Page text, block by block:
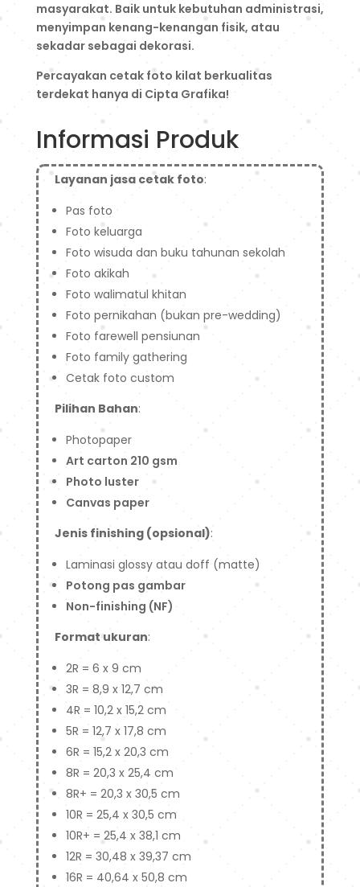
masyarakat. Baik untuk kebutuhan administrasi,
menyimpan kenang-kenangan fisik, atau
sekadar sebagai dekorasi.
Percayakan cetak foto kilat berkualitas
terdekat hanya di Cipta Grafika!
Informasi Produk
Layanan jasa cetak foto:
Pas foto
Foto keluarga
Foto wisuda dan buku tahunan sekolah
Foto akikah
Foto walimatul khitan
Foto pernikahan (bukan pre-wedding)
Foto farewell pensiunan
Foto family gathering
Cetak foto custom
Pilihan Bahan:
Photopaper
Art carton 210 gsm
Photo luster
Canvas paper
Jenis finishing (opsional):
Laminasi glossy atau doff (matte)
Potong pas gambar
Non-finishing (NF)
Format ukuran:
2R = 6 x 9 cm
3R = 8,9 x 12,7 cm
4R = 10,2 x 15,2 cm
5R = 12,7 x 17,8 cm
6R = 15,2 x 20,3 cm
8R = 20,3 x 25,4 cm
8R+ = 20,3 x 30,5 cm
10R = 25,4 x 30,5 cm
10R+ = 25,4 x 38,1 cm
12R = 30,48 x 39,37 cm
16R = 40,64 x 50,8 cm